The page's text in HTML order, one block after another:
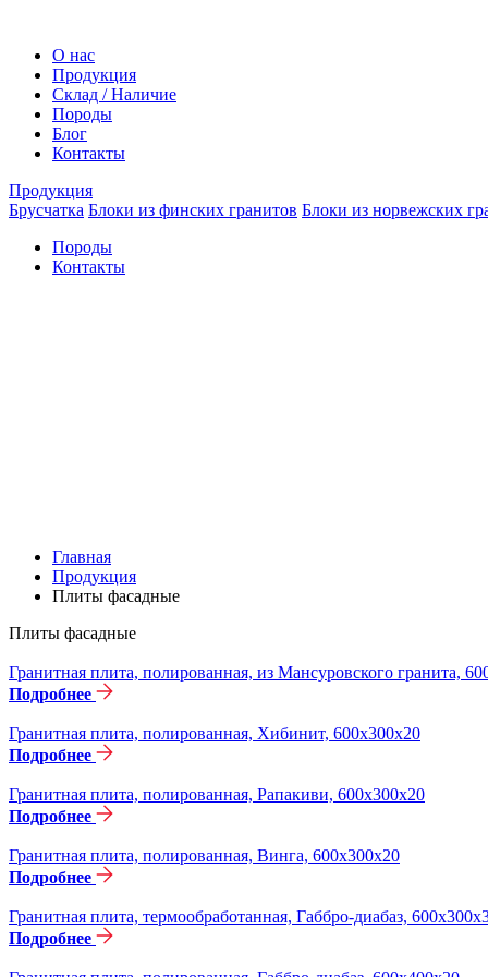
О нас
Продукция
Склад / Наличие
Породы
Блог
Контакты
Продукция
Брусчатка Блоки из финских гранитов Блоки из норвежских
Породы
Контакты
Главная
Продукция
Плиты фасадные
Плиты фасадные
Гранитная плита, полированная, из Мансуровского гранита,
Подробнее
Гранитная плита, полированная, Хибинит, 600х300х20
Подробнее
Гранитная плита, полированная, Рапакиви, 600х300х20
Подробнее
Гранитная плита, полированная, Винга, 600х300х20
Подробнее
Гранитная плита, термообработанная, Габбро-диабаз,
Подробнее